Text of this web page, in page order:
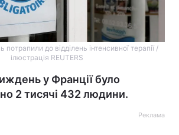
потрапили до відділень інтенсивної терапії /
ілюстрація REUTERS
у Франції було
2 тисячі 432 людини.
Реклама